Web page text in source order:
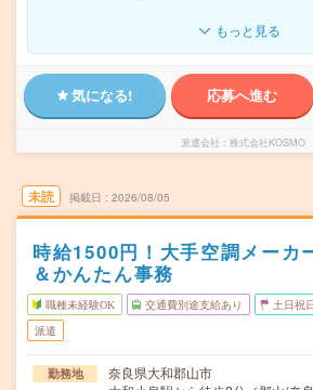
もっと見る
気になる! 応募へ進む
派遣会社 株式会社KOSMO
未読 掲載日 2026/08/05
時給1500円！大手空調メーカ
＆かんたん事務
職種未経験OK 交通費別途支給あり 土日祝
派遣
勤務地
奈良県大和郡山市